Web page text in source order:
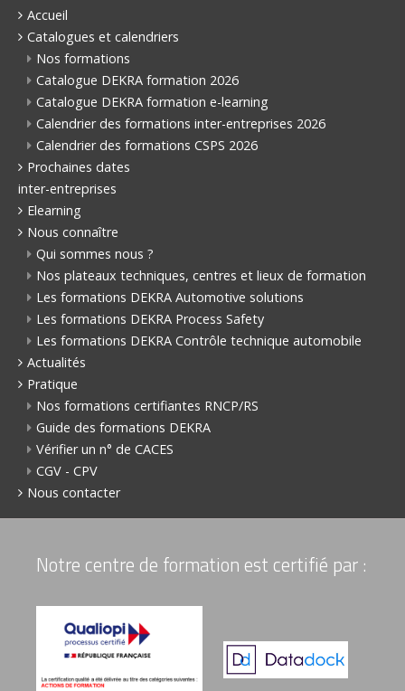
Accueil
Catalogues et calendriers
Nos formations
Catalogue DEKRA formation 2026
Catalogue DEKRA formation e-learning
Calendrier des formations inter-entreprises 2026
Calendrier des formations CSPS 2026
Prochaines dates
inter-entreprises
Elearning
Nous connaître
Qui sommes nous ?
Nos plateaux techniques, centres et lieux de formation
Les formations DEKRA Automotive solutions
Les formations DEKRA Process Safety
Les formations DEKRA Contrôle technique automobile
Actualités
Pratique
Nos formations certifiantes RNCP/RS
Guide des formations DEKRA
Vérifier un n° de CACES
CGV - CPV
Nous contacter
Notre centre de formation est certifié par :